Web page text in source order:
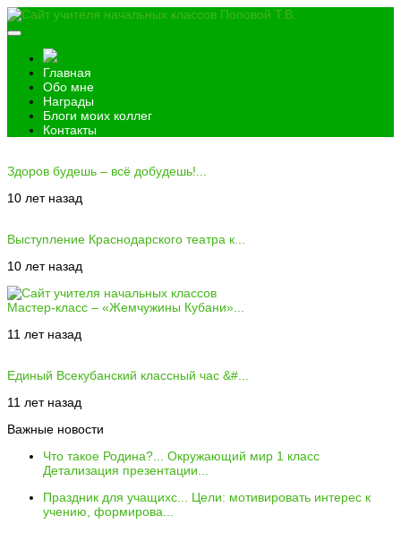
Главная
Обо мне
Награды
Блоги моих коллег
Контакты
Здоров будешь – всё добудешь!...
10 лет назад
Выступление Краснодарского театра к...
10 лет назад
Мастер-класс – «Жемчужины Кубани»...
11 лет назад
Единый Всекубанский классный час &#...
11 лет назад
Важные новости
Что такое Родина?...
Окружающий мир 1 класс
Детализация презентации...
Праздник для учащихс...
Цели: мотивировать интерес к
учению, формирова...